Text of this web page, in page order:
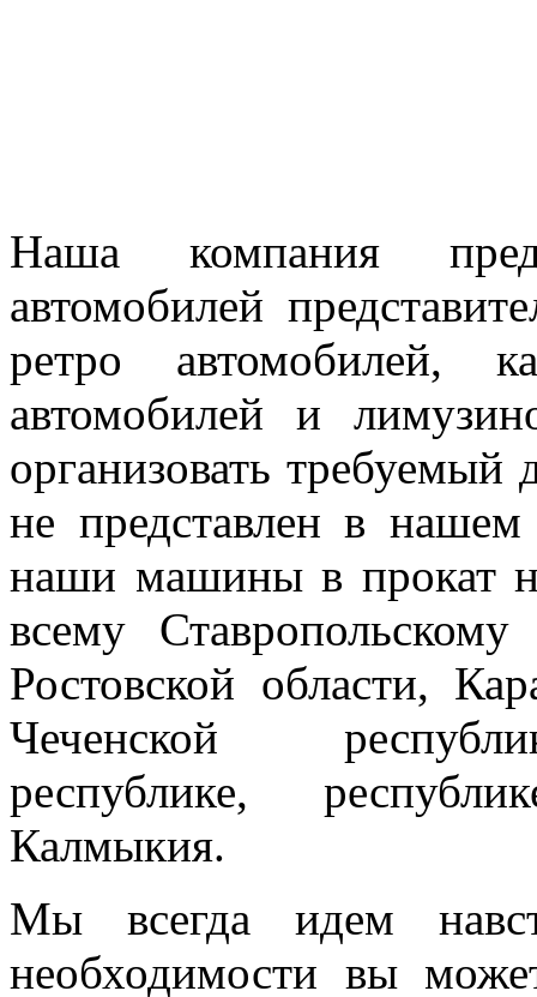
Наша компания
автомобилей
ретро автомобилей,
автомобилей и
организовать требуемый
не представлен в
наши машины в прокат
всему
Ростовской области,
Чеченской
республике,
Калмыкия.
Мы всегда идем
необходимости вы